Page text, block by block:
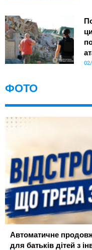
ФОТО
Автоматичне
для батьків дітей з